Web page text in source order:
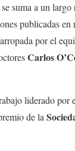
se suma a un
publicadas
por el
Carlos
liderado
de la